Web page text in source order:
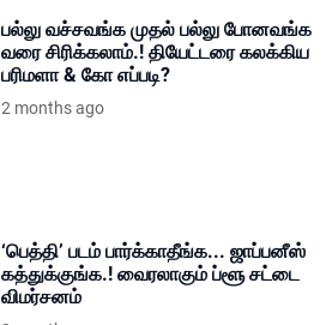
பல்லு வச்சவங்க முதல் பல்லு போனவங்க
வரை சிரிக்கலாம்.! தியேட்டரை கலக்கிய
பரிமளா & கோ எப்படி?
2 months ago
‘பெத்தி’ படம் பார்க்காதீங்க... ஜாப்பனீஸ்
கத்துக்குங்க.! வைரலாகும் ப்ளூ சட்டை
விமர்சனம்